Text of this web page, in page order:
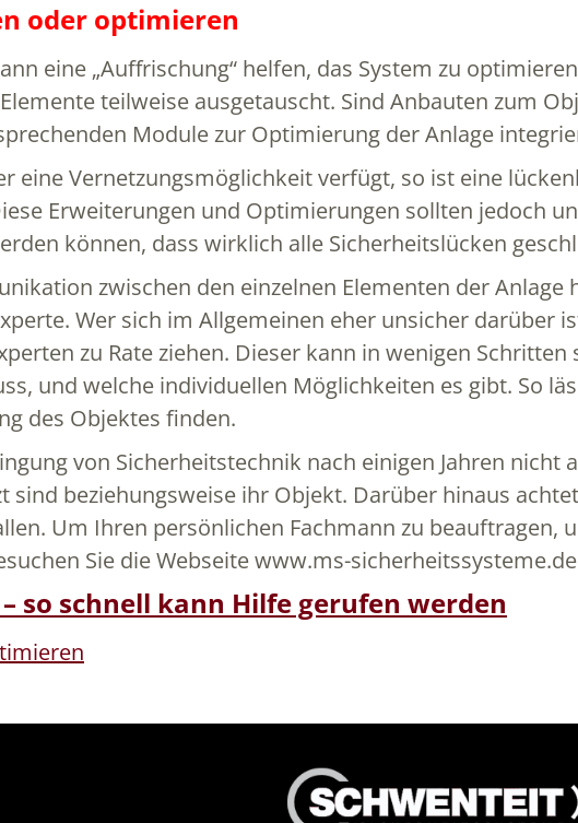
oder optimieren
eine „Auffrischung“ helfen, das System zu
teilweise ausgetauscht. Sind Anbauten zum
Module zur Optimierung der Anlage
eine Vernetzungsmöglichkeit verfügt, so ist eine
Erweiterungen und Optimierungen sollten jedoch
können, dass wirklich alle Sicherheitslücken
zwischen den einzelnen Elementen der Anlage
Wer sich im Allgemeinen eher unsicher darüber
zu Rate ziehen. Dieser kann in wenigen
und welche individuellen Möglichkeiten es gibt. So
des Objektes finden.
von Sicherheitstechnik nach einigen Jahren nicht
beziehungsweise ihr Objekt. Darüber hinaus
Um Ihren persönlichen Fachmann zu beauftragen,
Sie die Webseite www.ms-
so schnell kann Hilfe gerufen werden